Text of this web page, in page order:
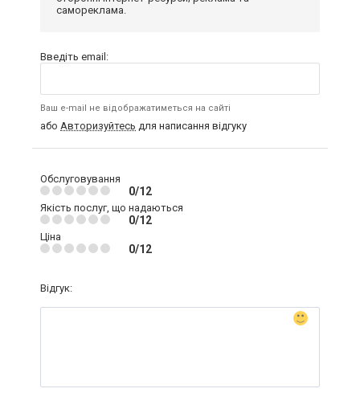
самореклама.
Введіть email:
Ваш e-mail не відображатиметься на сайті
або Авторизуйтесь для написання відгуку
Обслуговування
0/12
Якість послуг, що надаються
0/12
Ціна
0/12
Відгук: